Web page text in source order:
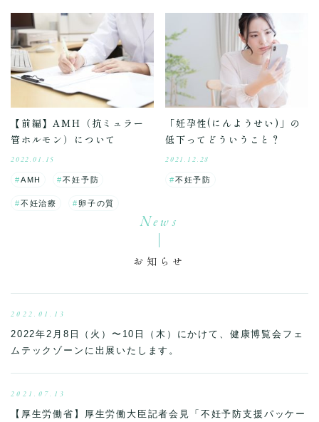
【前編】AMH（抗ミュラー
管ホルモン）について
2022.01.15
AMH 不妊予防
不妊治療 卵子の質
「妊孕性(にんようせい)」の
低下ってどういうこと？
2021.12.28
不妊予防
News
お知らせ
2022.01.13
2022年2月8日（火）〜10日（木）にかけて、健康博覧会フェ
ムテックゾーンに出展いたします。
2021.07.13
【厚生労働省】厚生労働大臣記者会見「不妊予防支援パッケー